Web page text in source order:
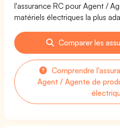
l'assurance RC pour Agent /
matériels électriques la plus
Comparer les
Comprendre
Agent / Agente de